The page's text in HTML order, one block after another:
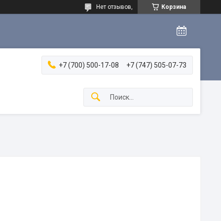
Корзина
Нет отзывов,
+7 (700) 500-17-08 +7 (747) 505-07-73